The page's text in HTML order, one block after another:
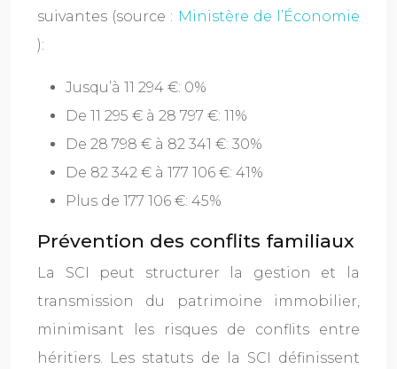
suivantes (source : Ministère de l’Économie
):
Jusqu’à 11 294 €: 0%
De 11 295 € à 28 797 €: 11%
De 28 798 € à 82 341 €: 30%
De 82 342 € à 177 106 €: 41%
Plus de 177 106 €: 45%
Prévention des conflits familiaux
La SCI peut structurer la gestion et la
transmission du patrimoine immobilier,
minimisant les risques de conflits entre
héritiers. Les statuts de la SCI définissent